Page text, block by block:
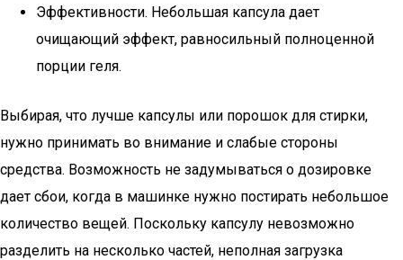
Эффективности. Небольшая капсула дает
очищающий эффект, равносильный полноценной
порции геля.
Выбирая, что лучше капсулы или порошок для стирки,
нужно принимать во внимание и слабые стороны
средства. Возможность не задумываться о дозировке
дает сбои, когда в машинке нужно постирать небольшое
количество вещей. Поскольку капсулу невозможно
разделить на несколько частей, неполная загрузка